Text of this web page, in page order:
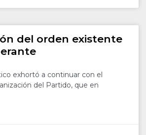
del orden existente
exhortó a continuar con el
del Partido, que en